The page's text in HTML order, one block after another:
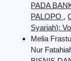
PADA
PALOPO ,
Syariah):
Melia
Nur